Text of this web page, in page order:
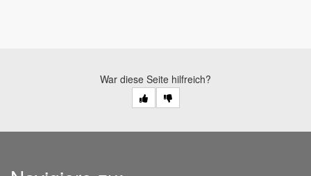
War diese Seite hilfreich?